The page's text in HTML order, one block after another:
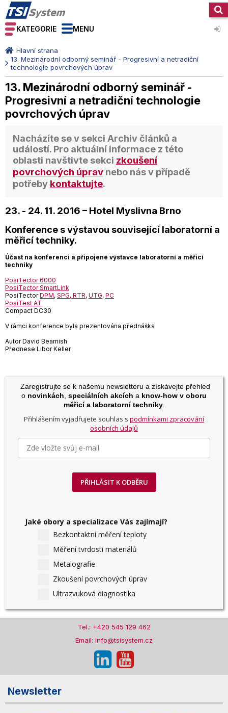
KATEGORIE MENU
Hlavní strana
13. Mezinárodní odborný seminář - Progresivní a netradiční
technologie povrchových úprav
13. Mezinárodní odborný seminář -
Progresivní a netradiční technologie
povrchových úprav
Nacházíte se v sekci Archiv článků a
událostí. Pro aktuální informace z této
oblasti navštivte sekci zkoušení
povrchových úprav nebo nás v případě
potřeby kontaktujte.
23. - 24. 11. 2016 – Hotel Myslivna Brno
Konference s výstavou související laboratorní a
měřicí techniky.
Účast na konferenci a připojené výstavce laboratorní a měřicí
techniky
PosiTector 6000
PosiTector SmartLink
PosiTectorDPM, SPG, RTR, UTG, PC
PosiTest AT
Compact DC30
V rámci konference byla prezentována přednáška
Autor David Beamish
Přednese Libor Keller
Zaregistrujte se k našemu newsletteru a získávejte přehled
o novinkách speciálních akcích a know-how v oboru
měřicí a laboratorní techniky.
Přihlášením vyjadřujete souhlas s podmínkami zpracování
osobních údajů
PŘIHLÁSIT K ODBĚRU
Jaké obory a specializace Vás zajímají?
Bezkontaktní měření teploty
Měření tvrdosti materiálů
Metalografie
Zkoušení povrchových úprav
Ultrazvuková diagnostika
Tel.: +420 545 129 462
Email: info@tsisystem.cz
Newsletter